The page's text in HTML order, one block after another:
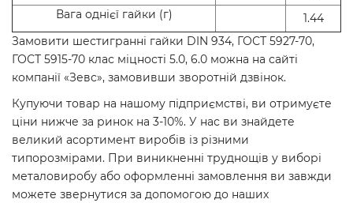
Вага однієї гайки (г)
1.44
Замовити шестигранні гайки DIN 934, ГОСТ 5927-70,
ГОСТ 5915-70 клас міцності 5.0, 6.0 можна на сайті
компанії «Зевс», замовивши зворотній дзвінок.
Купуючи товар на нашому підприємстві, ви отримуєте
ціни нижче за ринок на 3-10%. У нас ви знайдете
великий асортимент виробів із різними
типорозмірами. При виникненні труднощів у виборі
металовиробу або оформленні замовлення ви завжди
можете звернутися за допомогою до наших